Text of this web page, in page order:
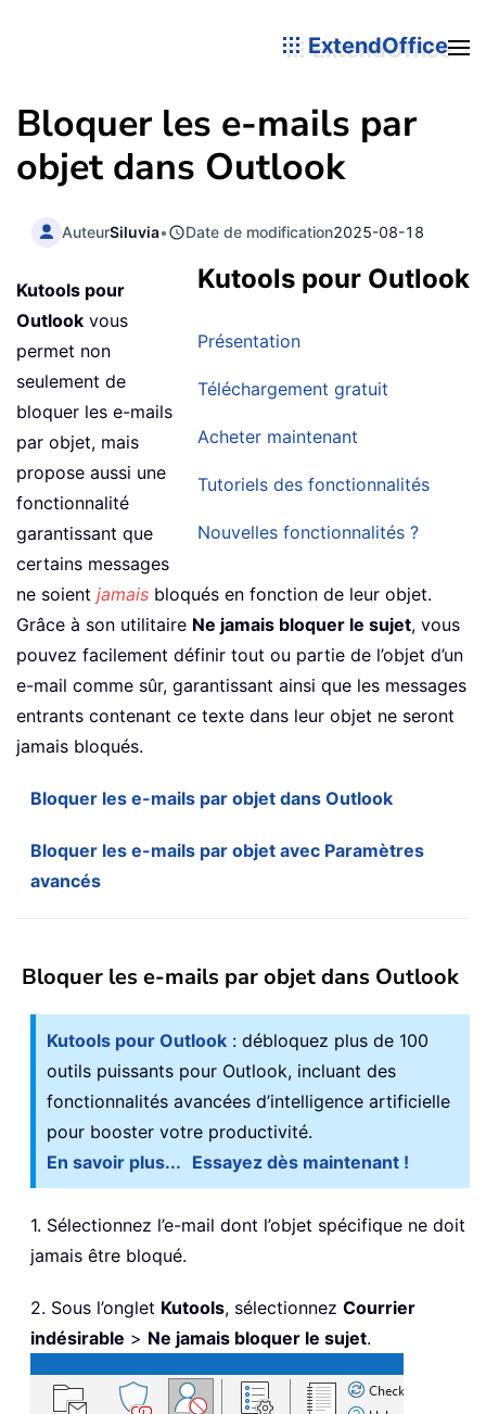
ExtendOffice
Bloquer les e-mails par
objet dans Outlook
AuteurSiluvia• Date de modification2025-08-18
Kutools pour Outlook
Présentation
Téléchargement gratuit
Acheter maintenant
Tutoriels des fonctionnalités
Nouvelles fonctionnalités ?
Kutools pour
Outlook vous
permet non
seulement de
bloquer les e-mails
par objet, mais
propose aussi une
fonctionnalité
garantissant que
certains messages
ne soient jamais bloqués en fonction de leur objet.
Grâce à son utilitaire Ne jamais bloquer le sujet, vous
pouvez facilement définir tout ou partie de l’objet d’un
e-mail comme sûr, garantissant ainsi que les messages
entrants contenant ce texte dans leur objet ne seront
jamais bloqués.
Bloquer les e-mails par objet dans Outlook
Bloquer les e-mails par objet avec Paramètres
avancés
Bloquer les e-mails par objet dans Outlook
Kutools pour Outlook : débloquez plus de 100
outils puissants pour Outlook, incluant des
fonctionnalités avancées d’intelligence artificielle
pour booster votre productivité.
En savoir plus... Essayez dès maintenant !
1. Sélectionnez l’e-mail dont l’objet spécifique ne doit
jamais être bloqué.
2. Sous l’onglet Kutools, sélectionnez Courrier
indésirable > Ne jamais bloquer le sujet.